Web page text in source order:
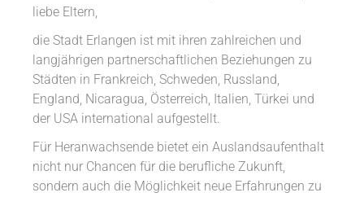
liebe Eltern,
die Stadt Erlangen ist mit ihren zahlreichen und
langjährigen partnerschaftlichen Beziehungen zu
Städten in Frankreich, Schweden, Russland,
England, Nicaragua, Österreich, Italien, Türkei und
der USA international aufgestellt.
Für Heranwachsende bietet ein Auslandsaufenthalt
nicht nur Chancen für die berufliche Zukunft,
sondern auch die Möglichkeit neue Erfahrungen zu